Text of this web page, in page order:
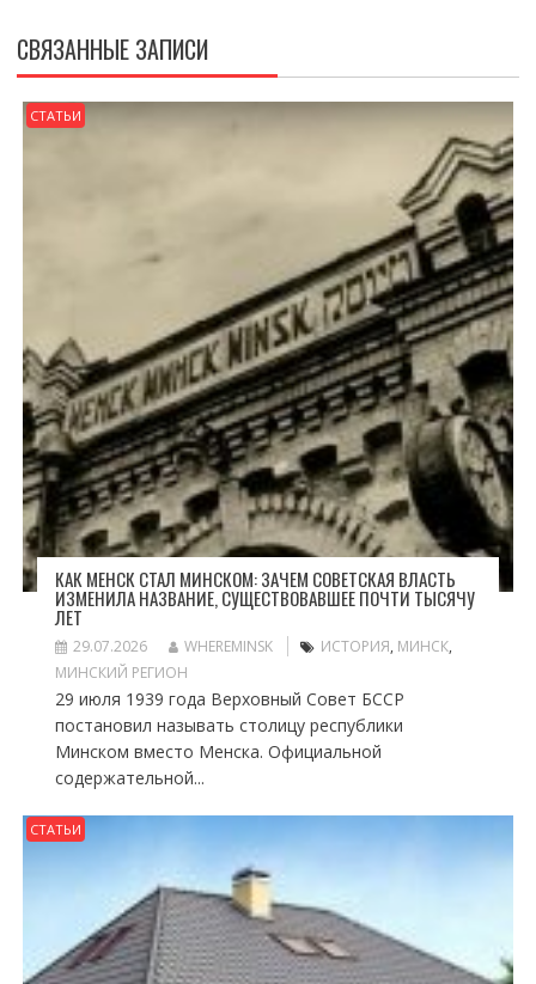
СВЯЗАННЫЕ ЗАПИСИ
СТАТЬИ
КАК МЕНСК СТАЛ МИНСКОМ: ЗАЧЕМ СОВЕТСКАЯ ВЛАСТЬ
ИЗМЕНИЛА НАЗВАНИЕ, СУЩЕСТВОВАВШЕЕ ПОЧТИ ТЫСЯЧУ
ЛЕТ
29.07.2026 WHEREMINSK ИСТОРИЯ, МИНСК,
МИНСКИЙ РЕГИОН
29 июля 1939 года Верховный Совет БССР
постановил называть столицу республики
Минском вместо Менска. Официальной
содержательной...
СТАТЬИ